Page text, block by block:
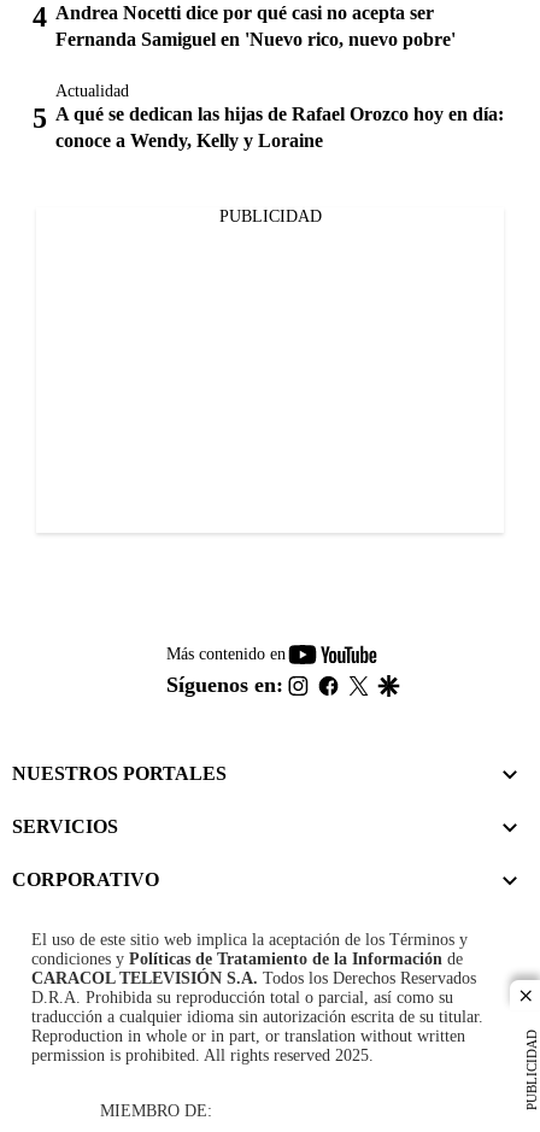
PUBLICIDAD
Andrea Nocetti dice por qué casi no acepta ser
Fernanda Samiguel en 'Nuevo rico, nuevo pobre'
Actualidad
A qué se dedican las hijas de Rafael Orozco hoy en día:
conoce a Wendy, Kelly y Loraine
PUBLICIDAD
Más contenido en
youtube-
footer
Síguenos en: instagram
facebook
twitter
NUESTROS PORTALES
SERVICIOS
CORPORATIVO
El uso de este sitio web implica la aceptación de los Términos y
condiciones y Políticas de Tratamiento de la Información de
CARACOL TELEVISIÓN S.A. Todos los Derechos Reservados
D.R.A. Prohibida su reproducción total o parcial, así como su
traducción a cualquier idioma sin autorización escrita de su titular.
Reproduction in whole or in part, or translation without written
permission is prohibited. All rights reserved 2025.
MIEMBRO DE: